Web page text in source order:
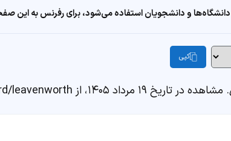
و دانشجویان استفاده می‌شود، برای رفرنس به این
کپی
. مشاهده در تاریخ ۱۹ مرداد ۱۴۰۵، از https://fastdic.com/word/leavenworth